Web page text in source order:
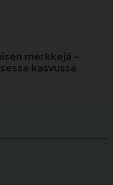
merkkejä –
kasvussa